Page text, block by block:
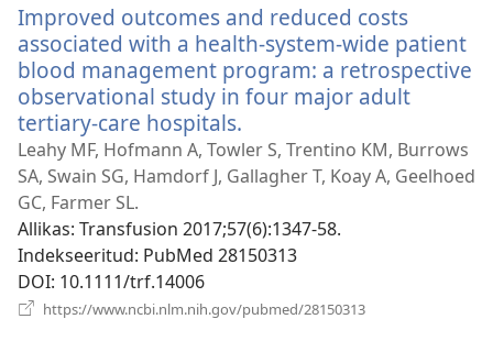
Improved outcomes and reduced costs
associated with a health-system-wide patient
blood management program: a retrospective
observational study in four major adult
tertiary-care hospitals.
uue
akna)
Leahy MF, Hofmann A, Towler S, Trentino KM, Burrows
SA, Swain SG, Hamdorf J, Gallagher T, Koay A, Geelhoed
GC, Farmer SL.
Allikas‎: Transfusion 2017;57(6):1347-58.
Indekseeritud‎: PubMed 28150313
DOI‎: 10.1111/trf.14006
https://www.ncbi.nlm.nih.gov/pubmed/28150313